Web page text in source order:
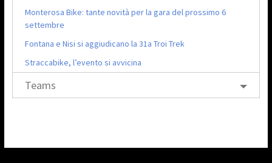
Monterosa Bike: tante novità per la gara del prossimo 6
settembre
Fontana e Nisi si aggiudicano la 31a Troi Trek
Straccabike, l’evento si avvicina
Teams